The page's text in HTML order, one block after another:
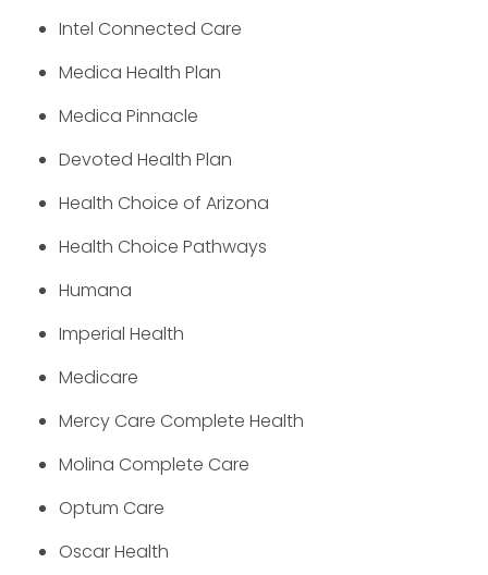
Intel Connected Care
Medica Health Plan
Medica Pinnacle
Devoted Health Plan
Health Choice of Arizona
Health Choice Pathways
Humana
Imperial Health
Medicare
Mercy Care Complete Health
Molina Complete Care
Optum Care
Oscar Health